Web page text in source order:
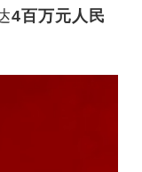
4百万元人民